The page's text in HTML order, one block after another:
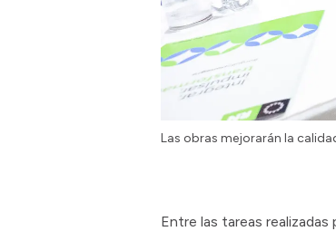
Las obras mejorarán la
Entre las tareas